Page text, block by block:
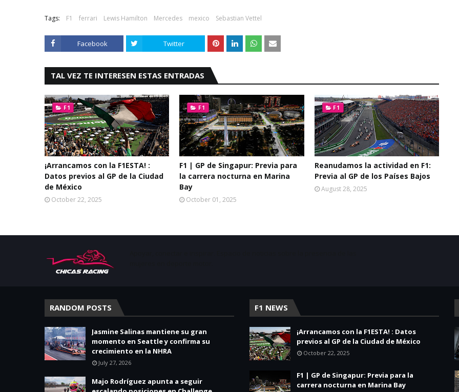
Tags: F1 ferrari Lewis Hamilton Mercedes mexico Sebastian Vettel
Facebook Twitter
TAL VEZ TE INTERESEN ESTAS ENTRADAS
F1
¡Arrancamos con la F1ESTA! :
Datos previos al GP de la Ciudad
de México
October 22, 2025
F1
F1 | GP de Singapur: Previa para
la carrera nocturna en Marina
Bay
October 01, 2025
F1
Reanudamos la actividad en F1:
Previa al GP de los Países Bajos
August 28, 2025
RANDOM POSTS
Jasmine Salinas mantiene su gran
momento en Seattle y confirma su
crecimiento en la NHRA
July 27, 2026
Majo Rodríguez apunta a seguir
F1 NEWS
¡Arrancamos con la F1ESTA! : Datos
previos al GP de la Ciudad de México
October 22, 2025
F1 | GP de Singapur: Previa para la
carrera nocturna en Marina Bay